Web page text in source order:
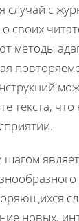
случай с
своих
методы
текста, что
новых,